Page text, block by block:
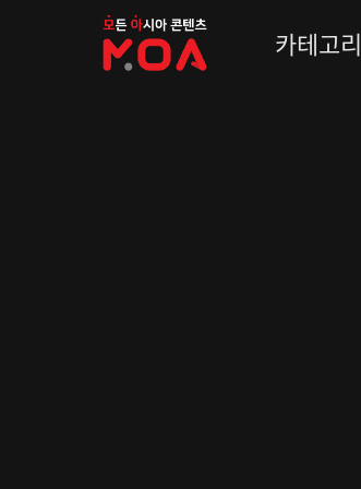
MOA
카테고리